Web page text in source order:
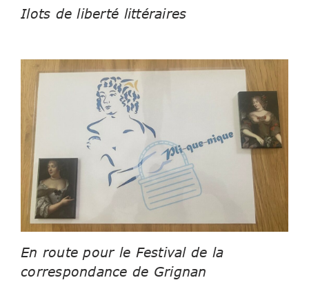
Ilots de liberté littéraires
En route pour le Festival de la
correspondance de Grignan